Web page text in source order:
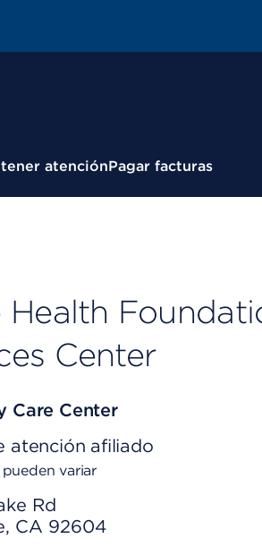
atenciónPagar facturas
Health
Center
Care Center
atención afiliado
variar
Rd
CA 92604